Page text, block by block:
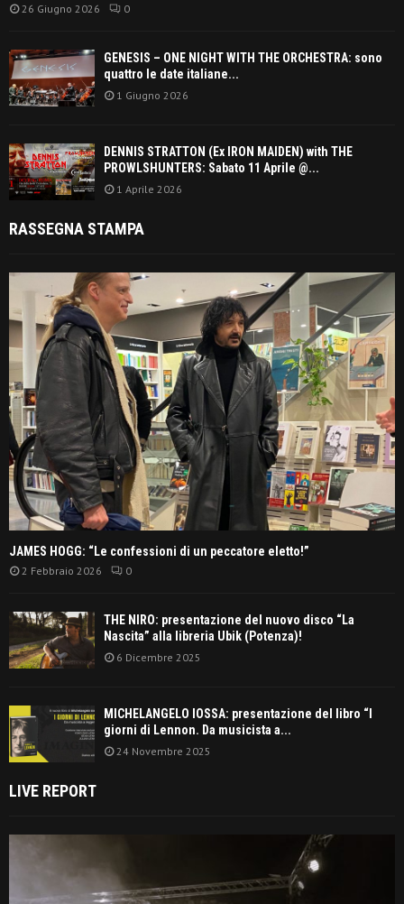
26 Giugno 2026 0
GENESIS – ONE NIGHT WITH THE ORCHESTRA: sono
quattro le date italiane...
1 Giugno 2026
DENNIS STRATTON (Ex IRON MAIDEN) with THE
PROWLSHUNTERS: Sabato 11 Aprile @...
1 Aprile 2026
RASSEGNA STAMPA
JAMES HOGG: “Le confessioni di un peccatore eletto!”
2 Febbraio 2026 0
THE NIRO: presentazione del nuovo disco “La
Nascita” alla libreria Ubik (Potenza)!
6 Dicembre 2025
MICHELANGELO IOSSA: presentazione del libro “I
giorni di Lennon. Da musicista a...
24 Novembre 2025
LIVE REPORT